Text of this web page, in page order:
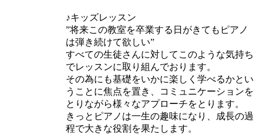
♪キッズレッスン
”将来この教室を卒業する日がきてもピアノ
は弾き続けて欲しい”
すべての生徒さんに対してこのような気持ち
でレッスンに取り組んでおります。
その為にも基礎をいかに楽しく学べるかとい
うことに焦点を置き、コミュニケーションを
とりながら様々なアプローチをとります。
きっとピアノは一生の趣味になり、成長の過
程で大きな役割を果たします。